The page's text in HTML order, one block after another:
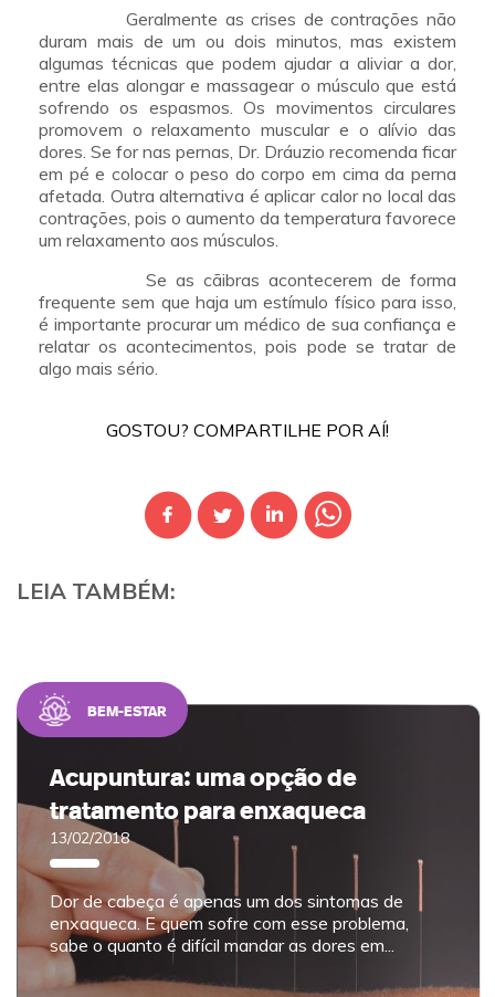
Geralmente as crises de contrações não
duram mais de um ou dois minutos, mas existem
algumas técnicas que podem ajudar a aliviar a dor,
entre elas alongar e massagear o músculo que está
sofrendo os espasmos. Os movimentos circulares
promovem o relaxamento muscular e o alívio das
dores. Se for nas pernas, Dr. Dráuzio recomenda ficar
em pé e colocar o peso do corpo em cima da perna
afetada. Outra alternativa é aplicar calor no local das
contrações, pois o aumento da temperatura favorece
um relaxamento aos músculos.
Se as cãibras acontecerem de forma
frequente sem que haja um estímulo físico para isso,
é importante procurar um médico de sua confiança e
relatar os acontecimentos, pois pode se tratar de
algo mais sério.
GOSTOU? COMPARTILHE POR AÍ!
LEIA TAMBÉM:
Acupuntura: uma opção de
tratamento para enxaqueca
13/02/2018
Dor de cabeça é apenas um dos sintomas de
enxaqueca. E quem sofre com esse problema,
sabe o quanto é difícil mandar as dores em...
BEM-ESTAR